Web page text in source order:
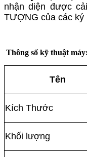
nhận diện được
TƯỢNG của các ký
Thông số kỹ thuật máy:
Tên
Kích Thước
Khối lượng